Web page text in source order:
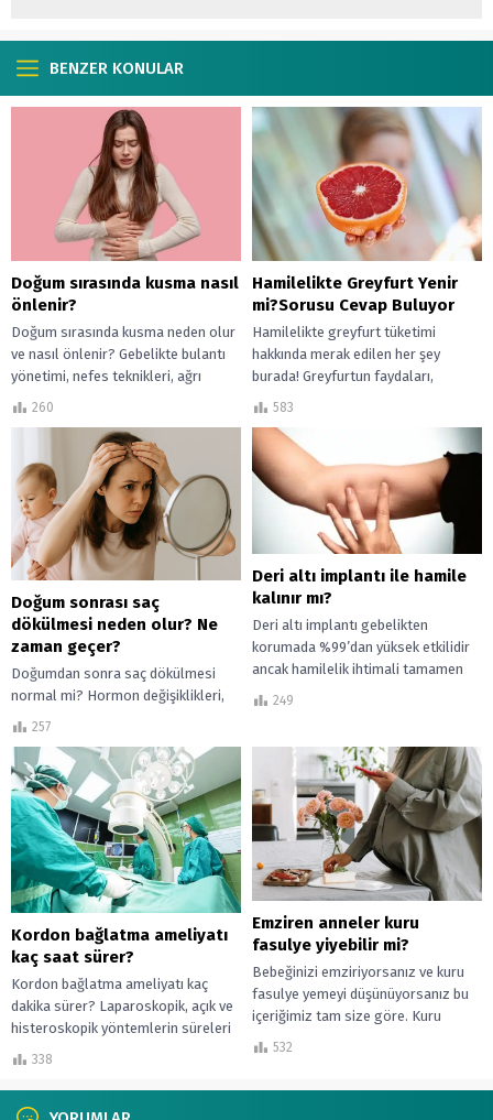
BENZER KONULAR
Doğum sırasında kusma nasıl
önlenir?
Doğum sırasında kusma neden olur
ve nasıl önlenir? Gebelikte bulantı
yönetimi, nefes teknikleri, ağrı
260
Hamilelikte Greyfurt Yenir
mi?Sorusu Cevap Buluyor
Hamilelikte greyfurt tüketimi
hakkında merak edilen her şey
burada! Greyfurtun faydaları,
ulaşın.
583
Doğum sonrası saç
dökülmesi neden olur? Ne
zaman geçer?
Doğumdan sonra saç dökülmesi
normal mi? Hormon değişiklikleri,
stres ve beslenme faktörleriyle
nedenlerini ve ne zaman...
257
Deri altı implantı ile hamile
kalınır mı?
Deri altı implantı gebelikten
korumada %99’dan yüksek etkilidir
ancak hamilelik ihtimali tamamen
249
Kordon bağlatma ameliyatı
kaç saat sürer?
Kordon bağlatma ameliyatı kaç
dakika sürer? Laparoskopik, açık ve
histeroskopik yöntemlerin süreleri
üzerine bilimsel araştırma ve uzman
338
Emziren anneler kuru
fasulye yiyebilir mi?
Bebeğinizi emziriyorsanız ve kuru
fasulye yemeyi düşünüyorsanız bu
içeriğimiz tam size göre. Kuru
532